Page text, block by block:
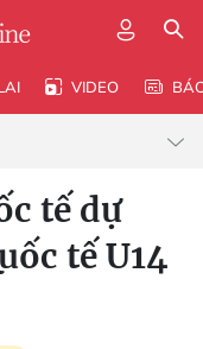
VIDEO
tế dự
tế U14